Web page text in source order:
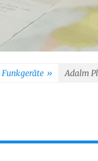
Funkgeräte » Adalm